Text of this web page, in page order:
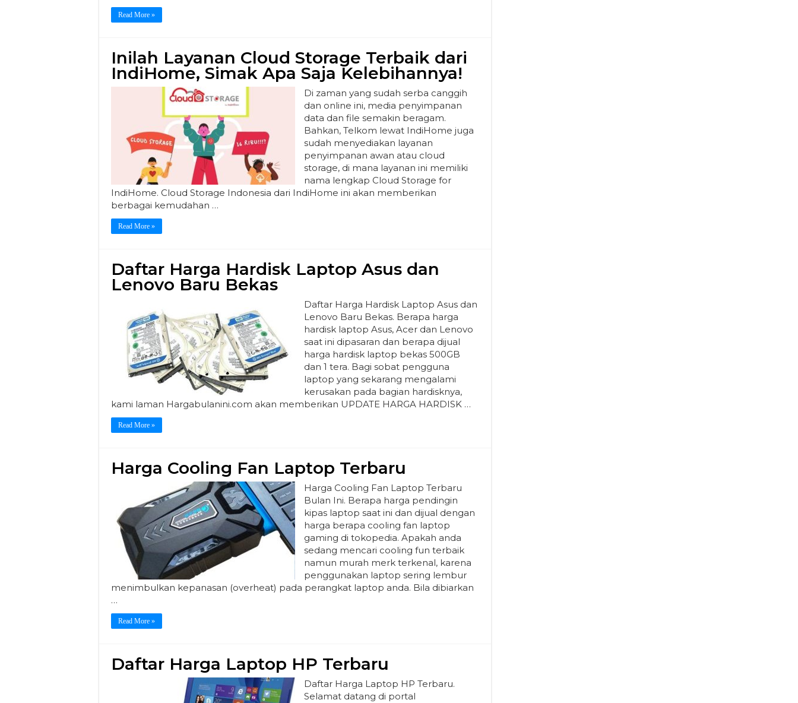
Read More »
Inilah Layanan Cloud Storage Terbaik dari
IndiHome, Simak Apa Saja Kelebihannya!
Di zaman yang sudah serba canggih
dan online ini, media penyimpanan
data dan file semakin beragam.
Bahkan, Telkom lewat IndiHome juga
sudah menyediakan layanan
penyimpanan awan atau cloud
storage, di mana layanan ini memiliki
nama lengkap Cloud Storage for
IndiHome. Cloud Storage Indonesia dari IndiHome ini akan memberikan
berbagai kemudahan …
Read More »
Daftar Harga Hardisk Laptop Asus dan
Lenovo Baru Bekas
Daftar Harga Hardisk Laptop Asus dan
Lenovo Baru Bekas. Berapa harga
hardisk laptop Asus, Acer dan Lenovo
saat ini dipasaran dan berapa dijual
harga hardisk laptop bekas 500GB
dan 1 tera. Bagi sobat pengguna
laptop yang sekarang mengalami
kerusakan pada bagian hardisknya,
kami laman Hargabulanini.com akan memberikan UPDATE HARGA HARDISK …
Read More »
Harga Cooling Fan Laptop Terbaru
Harga Cooling Fan Laptop Terbaru
Bulan Ini. Berapa harga pendingin
kipas laptop saat ini dan dijual dengan
harga berapa cooling fan laptop
gaming di tokopedia. Apakah anda
sedang mencari cooling fun terbaik
namun murah merk terkenal, karena
penggunakan laptop sering lembur
menimbulkan kepanasan (overheat) pada perangkat laptop anda. Bila dibiarkan
…
Read More »
Daftar Harga Laptop HP Terbaru
Daftar Harga Laptop HP Terbaru.
Selamat datang di portal